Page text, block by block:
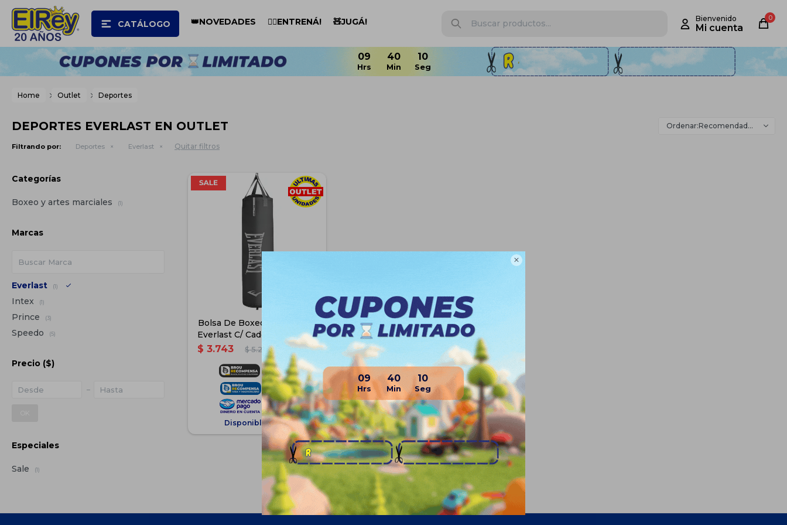

09 40 10
CATÁLOGO 👑NOVEDADES 🏋️‍♂️ENTRENÁ! 🧸JUGÁ! 0
Home Outlet Deportes
DEPORTES EVERLAST EN OUTLET Recomendados
Filtrando por: Deportes Everlast Quitar filtros
Bolsa De Boxeo Profesional
Everlast C/ Cadena Y Rotor -
Gris
$ 3.743 $ 5.290 29
$ 2.807
$ 3.182
$ 3.369
Disponible Envío
Categorías
Boxeo y artes marciales (1)
Marcas
Everlast (1)
Intex (1)
Prince (3)
Speedo (5)
Precio ($)
Especiales
Sale (1)